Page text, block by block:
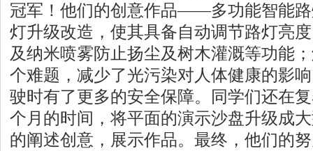
冠军！他们的创意作品——多功能智能
灯升级改造，使其具备自动调节路灯亮
及纳米喷雾防止扬尘及树木灌溉等功能
个难题，减少了光污染对人体健康的影
驶时有了更多的安全保障。同学们还在
个月的时间，将平面的演示沙盘升级成
的阐述创意，展示作品。最终，他们的